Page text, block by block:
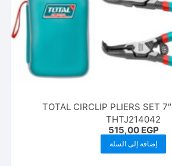
طقم بنس تيل TOTAL CIRCLIP PLIERS SET 7″
THTJ214042
515,00 EGP
إضافة إلى السلة